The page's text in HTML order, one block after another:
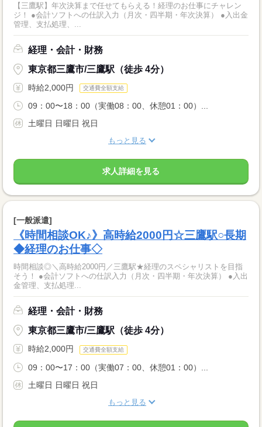
【三鷹駅】年次決算まで任せてもらえる！経理のお仕事にチャレン
ジ！ ●会計ソフトへの仕訳入力（月次・四半期・年次決算） ●入出金
管理、支払処理、...
経理・会計・財務
東京都三鷹市/三鷹駅（徒歩 4分）
時給2,000円 交通費全額支給
09：00〜18：00（実働08：00、休憩01：00）...
土曜日 日曜日 祝日
もっと見る
求人詳細を見る
[一般派遣]
《時間相談OK♪》高時給2000円☆三鷹駅○長期
◆経理のお仕事◇
時間相談◎＼高時給2000円／三鷹駅★経理のスペシャリストを目指
そう！ ●会計ソフトへの仕訳入力（月次・四半期・年次決算） ●入出
金管理、支払処理...
経理・会計・財務
東京都三鷹市/三鷹駅（徒歩 4分）
時給2,000円 交通費全額支給
09：00〜17：00（実働07：00、休憩01：00）...
土曜日 日曜日 祝日
もっと見る